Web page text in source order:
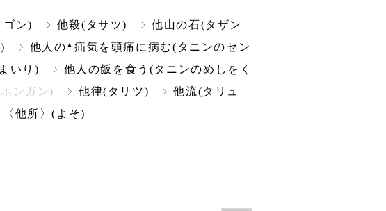
ゴン) 他殺(タサツ)
他山の石(タザン
他人の ▲疝気を頭痛に病む(タニンのセン
いり)
他人の飯を食う(タニンのめしをく
ンガン) 他律(タリツ)
他流(タリュ
〈他所〉(よそ)